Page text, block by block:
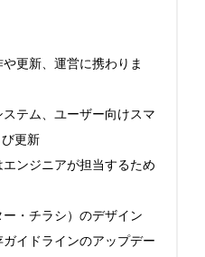
更新、運営に携わりま
ステム、ユーザー向けスマ
更新
ンジニアが担当するため
ー・チラシ）のデザイン
ガイドラインのアップデー